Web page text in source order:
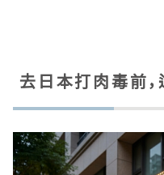
去日本打肉毒前